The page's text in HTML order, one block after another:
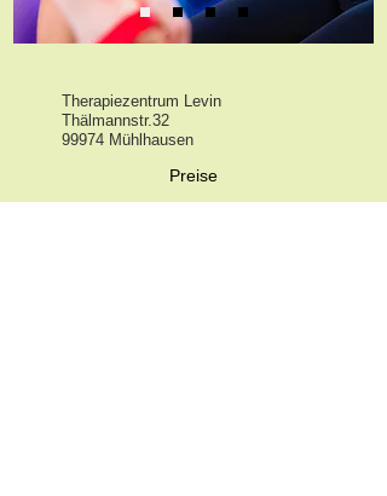
Therapiezentrum Levin
Thälmannstr.32
99974 Mühlhausen
Preise